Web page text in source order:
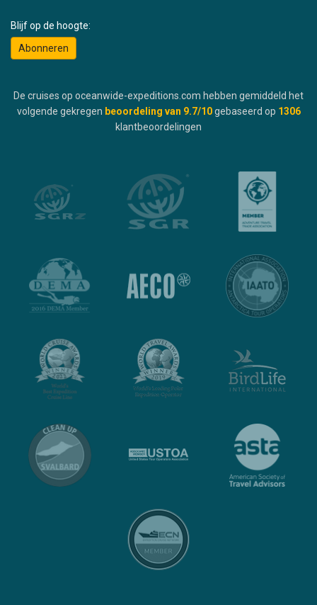
Blijf op de hoogte:
Abonneren
De cruises op oceanwide-expeditions.com hebben gemiddeld het
volgende gekregen beoordeling van 9.7/10 gebaseerd op 1306
klantbeoordelingen